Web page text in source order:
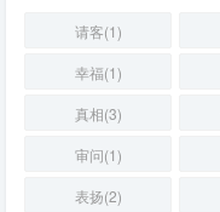
请客(1)
幸福(1)
真相(3)
审问(1)
表扬(2)